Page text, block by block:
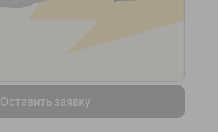
Оставить заявку